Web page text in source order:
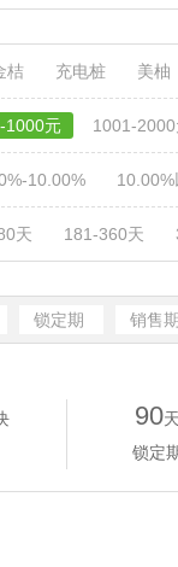
桔 充电桩 美柚
1000元 1001-
10.00%
天 181-360天
锁定期 销售
90
锁定